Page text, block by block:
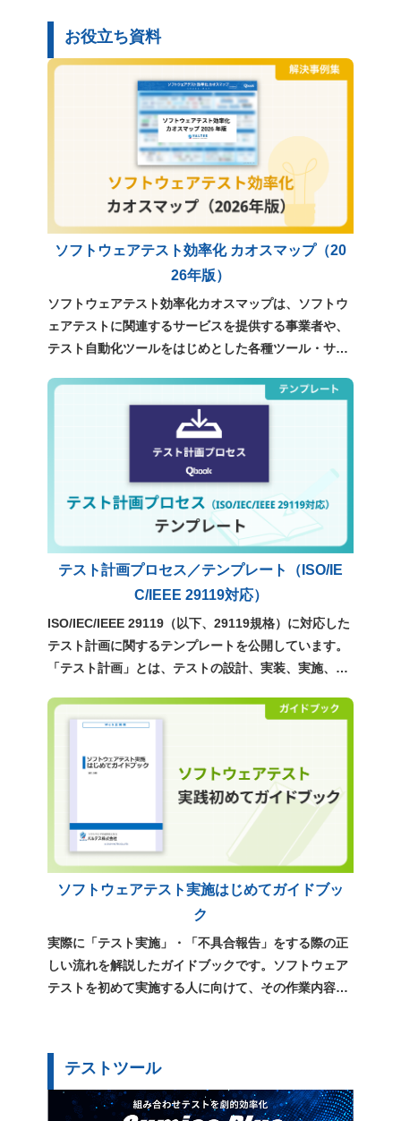
お役立ち資料
ソフトウェアテスト効率化 カオスマップ（20
26年版）
ソフトウェアテスト効率化カオスマップは、ソフトウ
ェアテストに関連するサービスを提供する事業者や、
テスト自動化ツールをはじめとした各種ツール・サー
のです。テスト効率化や品質向上を検討する際に、現
在利用可能な選択肢を俯瞰し、自社に適したサービス
やツールを検討するための参考資料としてご利用くだ
テスト計画プロセス／テンプレート（ISO/IE
C/IEEE 29119対応）
ISO/IEC/IEEE 29119（以下、29119規格）に対応した
テスト計画に関するテンプレートを公開しています。
「テスト計画」とは、テストの設計、実装、実施、管
す。ぜひ、実務での計画立案にご活用ください。 >
（29119規格対応）
ソフトウェアテスト実施はじめてガイドブッ
ク
実際に「テスト実施」・「不具合報告」をする際の正
しい流れを解説したガイドブックです。ソフトウェア
テストを初めて実施する人に向けて、その作業内容や
テストツール